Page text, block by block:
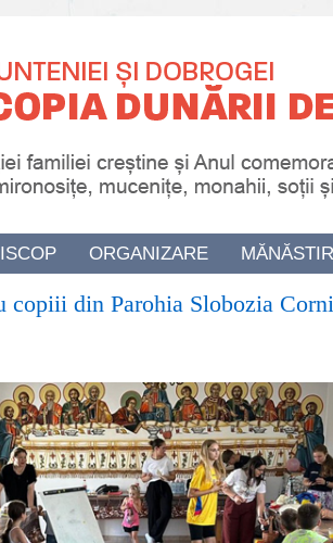
ORGANIZARE
copiii din Parohia Slobozia Corni